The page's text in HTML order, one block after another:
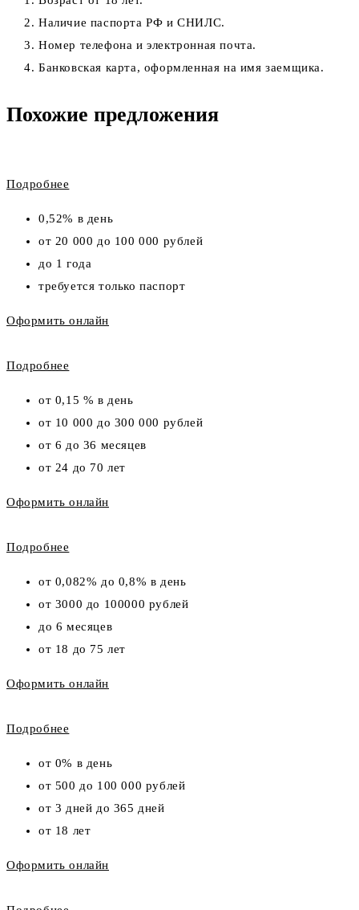
Наличие паспорта РФ и СНИЛС.
Номер телефона и электронная почта.
Банковская карта, оформленная на имя заемщика.
Похожие предложения
Подробнее
0,52% в день
от 20 000 до 100 000 рублей
до 1 года
требуется только паспорт
Оформить онлайн
Подробнее
от 0,15 % в день
от 10 000 до 300 000 рублей
от 6 до 36 месяцев
от 24 до 70 лет
Оформить онлайн
Подробнее
от 0,082% до 0,8% в день
от 3000 до 100000 рублей
до 6 месяцев
от 18 до 75 лет
Оформить онлайн
Подробнее
от 0% в день
от 500 до 100 000 рублей
от 3 дней до 365 дней
от 18 лет
Оформить онлайн